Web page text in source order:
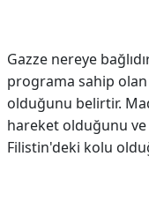
Gazze nereye
programa sahip
olduğunu belirtir.
hareket olduğunu
Filistin'deki kolu